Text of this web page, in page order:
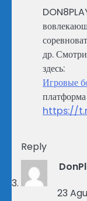
др.
здесь:
Игровые
https://
Reply
23